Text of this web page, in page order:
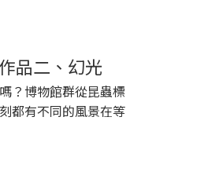
品二、幻光
？博物館群從昆蟲標
都有不同的風景在等